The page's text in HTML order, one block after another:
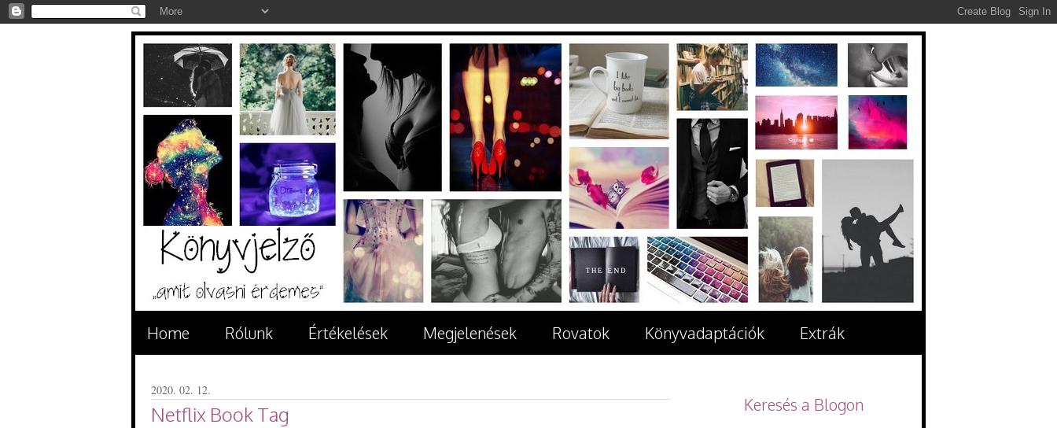
Home Rólunk Értékelések Megjelenések Rovatok Könyvadaptációk Extrák
2020. 02. 12.
Netflix Book Tag Keresés a Blogon